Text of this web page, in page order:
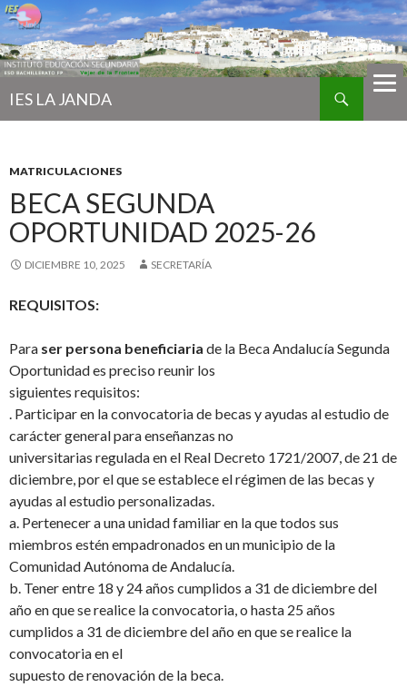
IES LA JANDA
MATRICULACIONES
BECA SEGUNDA
OPORTUNIDAD 2025-26
DICIEMBRE 10, 2025 SECRETARÍA
REQUISITOS:
Para ser persona beneficiaria de la Beca Andalucía Segunda
Oportunidad es preciso reunir los
siguientes requisitos:
. Participar en la convocatoria de becas y ayudas al estudio de
carácter general para enseñanzas no
universitarias regulada en el Real Decreto 1721/2007, de 21 de
diciembre, por el que se establece el régimen de las becas y
ayudas al estudio personalizadas.
a. Pertenecer a una unidad familiar en la que todos sus
miembros estén empadronados en un municipio de la
Comunidad Autónoma de Andalucía.
b. Tener entre 18 y 24 años cumplidos a 31 de diciembre del
año en que se realice la convocatoria, o hasta 25 años
cumplidos a 31 de diciembre del año en que se realice la
convocatoria en el
supuesto de renovación de la beca.